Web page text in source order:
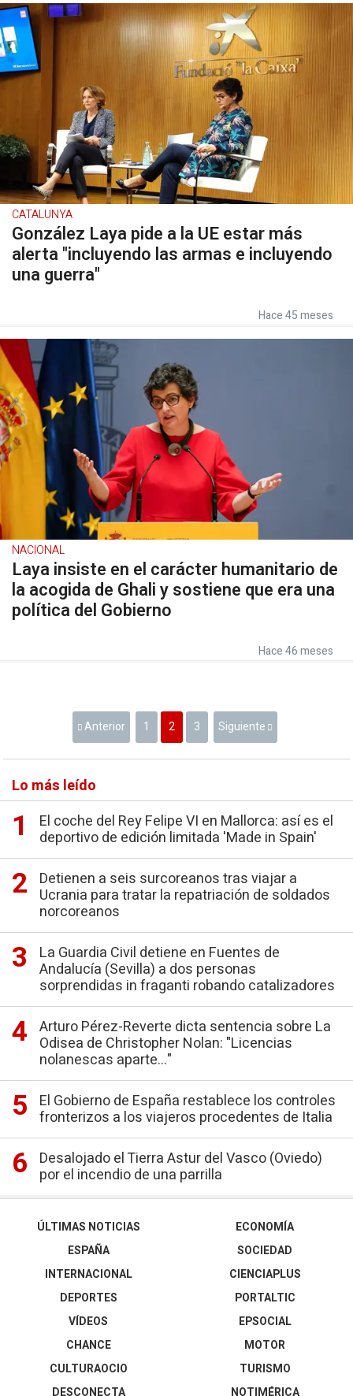
CATALUNYA
González Laya pide a la UE estar más
alerta "incluyendo las armas e incluyendo
una guerra"
Hace 45 meses
NACIONAL
Laya insiste en el carácter humanitario de
la acogida de Ghali y sostiene que era una
política del Gobierno
Hace 46 meses
Anterior 1 2 3 Siguiente
Lo más leído
El coche del Rey Felipe VI en Mallorca: así es el
deportivo de edición limitada 'Made in Spain'
Detienen a seis surcoreanos tras viajar a
Ucrania para tratar la repatriación de soldados
norcoreanos
La Guardia Civil detiene en Fuentes de
Andalucía (Sevilla) a dos personas
sorprendidas in fraganti robando catalizadores
Arturo Pérez-Reverte dicta sentencia sobre La
Odisea de Christopher Nolan: "Licencias
nolanescas aparte..."
El Gobierno de España restablece los controles
fronterizos a los viajeros procedentes de Italia
Desalojado el Tierra Astur del Vasco (Oviedo)
por el incendio de una parrilla
ÚLTIMAS NOTICIAS
ESPAÑA
INTERNACIONAL
DEPORTES
VÍDEOS
ECONOMÍA
SOCIEDAD
CIENCIAPLUS
PORTALTIC
EPSOCIAL
CHANCE
CULTURAOCIO
DESCONECTA
MOTOR
TURISMO
NOTIMÉRICA